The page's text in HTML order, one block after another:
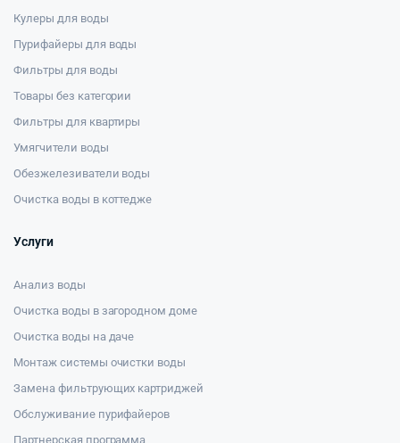
Кулеры для воды
Пурифайеры для воды
Фильтры для воды
Товары без категории
Фильтры для квартиры
Умягчители воды
Обезжелезиватели воды
Очистка воды в коттедже
Услуги
Анализ воды
Очистка воды в загородном доме
Очистка воды на даче
Монтаж системы очистки воды
Замена фильтрующих картриджей
Обслуживание пурифайеров
Партнерская программа